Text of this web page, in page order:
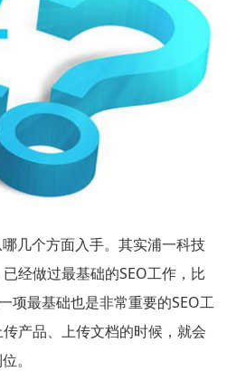
几个方面入手。其实浦一科技
经做过最基础的SEO工作，比
项最基础也是非常重要的SEO工
产品、上传文档的时候，就会
。